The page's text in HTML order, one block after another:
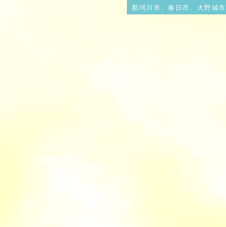
那珂川市、春日市、大野城